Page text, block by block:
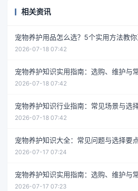
相关资讯
宠物养护用品怎么选？5个实用方法教
2026-07-18 07:42
宠物养护知识实用指南：选购、维护与
2026-07-18 07:42
宠物养护知识行业指南：常见场景与选
2026-07-18 07:42
宠物养护知识大全：常见问题与选择要
2026-07-17 07:24
宠物养护知识实用指南：选购、维护与
2026-07-17 07:23